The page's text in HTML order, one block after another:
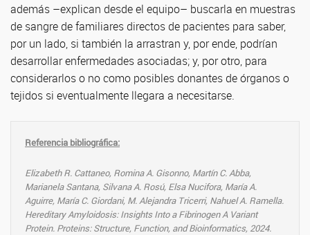
además –explican desde el equipo– buscarla en muestras
de sangre de familiares directos de pacientes para saber,
por un lado, si también la arrastran y, por ende, podrían
desarrollar enfermedades asociadas; y, por otro, para
considerarlos o no como posibles donantes de órganos o
tejidos si eventualmente llegara a necesitarse.
Referencia bibliográfica:
Elizabeth R. Cattaneo, Romina A. Gisonno, Martín C. Abba,
Marianela Santana, Silvana A. Rosú, Elsa Nucifora, María A.
Aguirre, María C. Giordani, M. Alejandra Tricerri, Nahuel A. Ramella.
Hereditary Amyloidosis: Insights Into a Fibrinogen A Variant
Protein. Proteins: Structure, Function, and Bioinformatics, 2024.